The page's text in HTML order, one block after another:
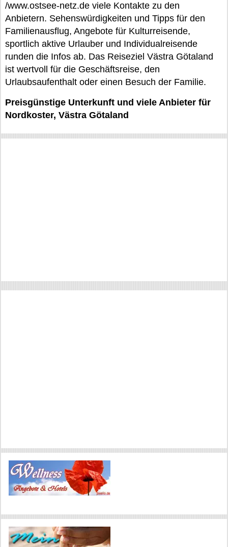
/www.ostsee-netz.de viele Kontakte zu den
Anbietern. Sehenswürdigkeiten und Tipps für den
Familienausflug, Angebote für Kulturreisende,
sportlich aktive Urlauber und Individualreisende
runden die Infos ab. Das Reiseziel Västra Götaland
ist wertvoll für die Geschäftsreise, den
Urlaubsaufenthalt oder einen Besuch der Familie.
Preisgünstige Unterkunft und viele Anbieter für
Nordkoster, Västra Götaland